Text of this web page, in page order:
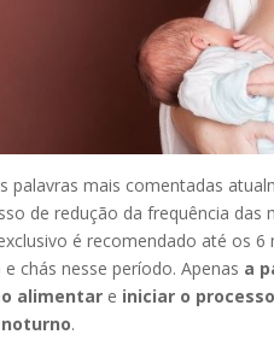
palavras mais comentadas
de redução da frequência das
é recomendado até os 6
chás nesse período. Apenas a
alimentare iniciar o
.